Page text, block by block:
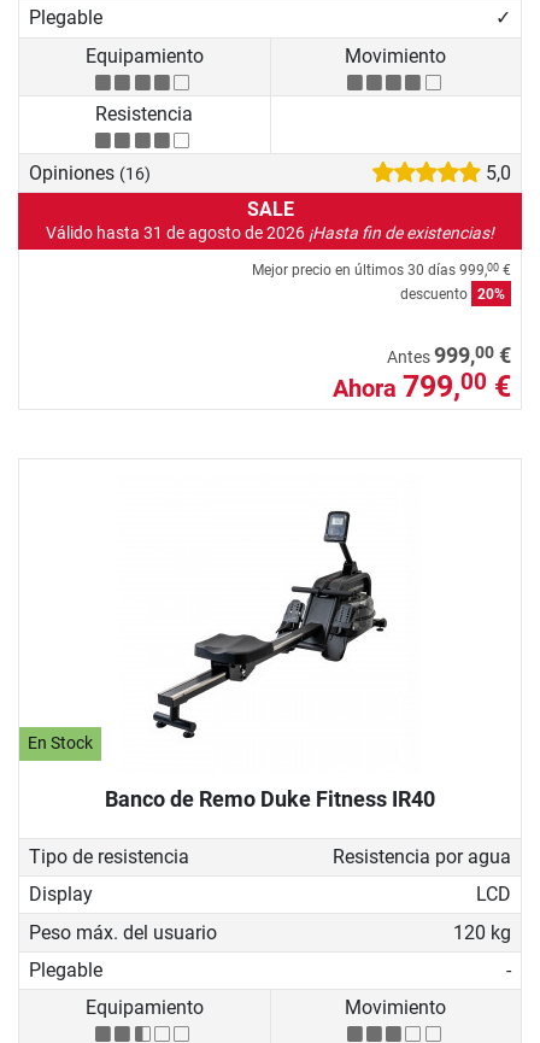
Plegable
✓
Equipamiento
Movimiento
Resistencia
Opiniones (16)
5,0
SALE
Válido hasta 31 de agosto de 2026 ¡Hasta fin de existencias!
Mejor precio en últimos 30 días 999,00 €
descuento 20%
Antes999,00 €
Ahora 799,00 €
En Stock
Banco de Remo Duke Fitness IR40
Tipo de resistencia
Resistencia por agua
Display
LCD
Peso máx. del usuario
120 kg
Plegable
-
Equipamiento
Movimiento